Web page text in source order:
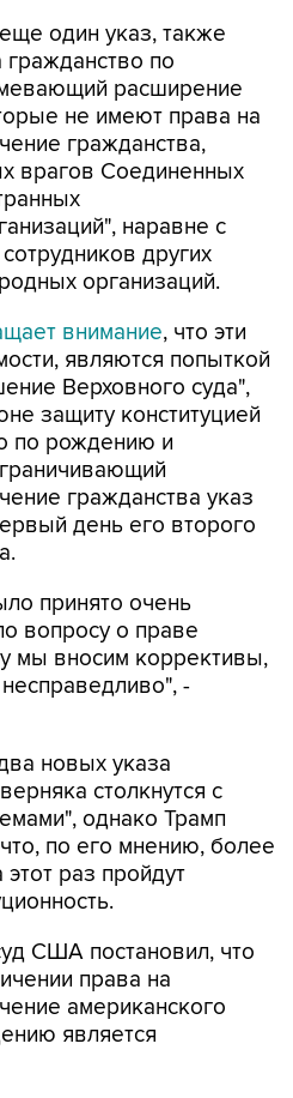
один указ, также
по
расширение
не имеют права на
гражданства,
врагов Соединенных
наравне с
других
организаций.
внимание, что эти
являются попыткой
Верховного суда",
защиту конституцией
по рождению и
гражданства указ
день его второго
принято очень
вопросу о праве
мы вносим коррективы,
-
новых указа
столкнутся с
однако Трамп
по его мнению, более
раз пройдут
США постановил, что
права на
американского
является